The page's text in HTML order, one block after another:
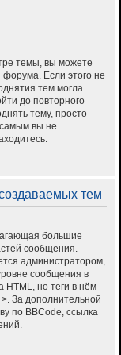
темы, вы можете
Если этого не
тем могла
до повторного
тему, просто
самым вы не
тем
большие
сообщения.
администратором,
сообщения в
HTML, но теги в нём
За дополнительной
по BBCode, ссылка